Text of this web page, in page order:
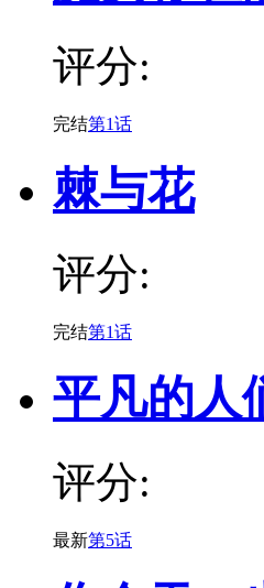
评分:
完结第1话
棘与花
评分:
完结第1话
平凡的人
评分:
最新第5话